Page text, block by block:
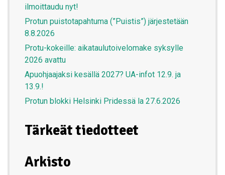
ilmoittaudu nyt!
Protun puistotapahtuma (”Puistis”) järjestetään
8.8.2026
Protu-kokeille: aikataulutoivelomake syksylle
2026 avattu
Apuohjaajaksi kesällä 2027? UA-infot 12.9. ja
13.9.!
Protun blokki Helsinki Pridessä la 27.6.2026
Tärkeät tiedotteet
Arkisto